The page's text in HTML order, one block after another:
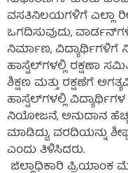
ವಸತಿನಿಲಯಗಳಿಗೆ
ಒಗದಿಸುವುದು,
ನಿರ್ಮಾಣ, ವಿದ್ಯಾರ್ಥಿಗಳಿಗೆ
ಹಾಸ್ಟೆಲ್‍ಗಳಲ್ಲಿ ರಕ್ಷಣಾ
ಶಿಕ್ಷಣ ಮತ್ತು ರಕ್ಷಣೆಗೆ
ಹಾಸ್ಟೆಲ್‍ಗಳಲ್ಲಿ
ನಿಯೋಜನೆ, ಅನುದಾನ
ಮಾಡಿದ್ದು, ವರದಿಯನ್ನು
ಎಂದು ತಿಳಿಸಿದರು.
ಜಿಲ್ಲಾಧಿಕಾರಿ ಪ್ರಿಯಾಂಕ